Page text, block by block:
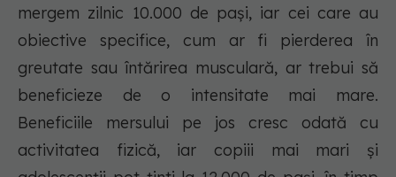
mergem zilnic 10.000 de pași, iar cei care au
obiective specifice, cum ar fi pierderea în
greutate sau întărirea musculară, ar trebui să
beneficieze de o intensitate mai mare.
Beneficiile mersului pe jos cresc odată cu
activitatea fizică, iar copiii mai mari și